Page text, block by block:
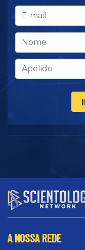
A NOSSA REDE